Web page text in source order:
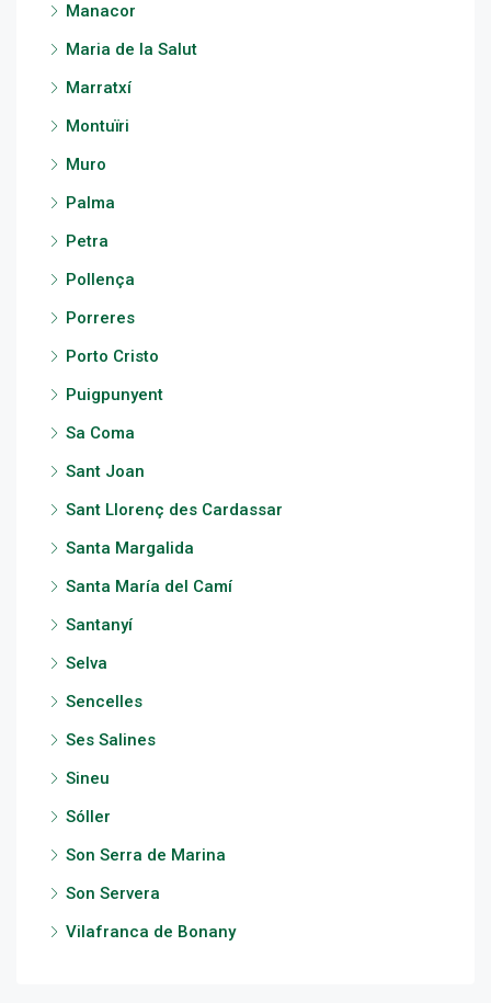
Manacor
Maria de la Salut
Marratxí
Montuïri
Muro
Palma
Petra
Pollença
Porreres
Porto Cristo
Puigpunyent
Sa Coma
Sant Joan
Sant Llorenç des Cardassar
Santa Margalida
Santa María del Camí
Santanyí
Selva
Sencelles
Ses Salines
Sineu
Sóller
Son Serra de Marina
Son Servera
Vilafranca de Bonany